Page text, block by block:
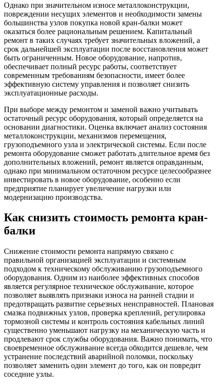
Однако при значительном износе металлоконструкции,
повреждении несущих элементов и необходимости замены
большинства узлов покупка новой кран-балки может
оказаться более рациональным решением. Капитальный
ремонт в таких случаях требует значительных вложений, а
срок дальнейшей эксплуатации после восстановления может
быть ограниченным. Новое оборудование, напротив,
обеспечивает полный ресурс работы, соответствует
современным требованиям безопасности, имеет более
эффективную систему управления и позволяет снизить
эксплуатационные расходы.
При выборе между ремонтом и заменой важно учитывать
остаточный ресурс оборудования, который определяется на
основании диагностики. Оценка включает анализ состояния
металлоконструкции, механизмов перемещения,
грузоподъемного узла и электрической системы. Если после
ремонта оборудование сможет работать длительное время без
дополнительных вложений, ремонт является оправданным,
однако при минимальном остаточном ресурсе целесообразнее
инвестировать в новое оборудование, особенно если
предприятие планирует увеличение нагрузки или
модернизацию производства.
Как снизить стоимость ремонта кран-
балки
Снижение стоимости ремонта напрямую связано с
правильной организацией эксплуатации и системным
подходом к техническому обслуживанию грузоподъемного
оборудования. Одним из наиболее эффективных способов
является регулярное техническое обслуживание, которое
позволяет выявлять признаки износа на ранней стадии и
предотвращать развитие серьезных неисправностей. Плановая
смазка подвижных узлов, проверка креплений, регулировка
тормозной системы и контроль состояния кабельных линий
существенно уменьшают нагрузку на механическую часть и
продлевают срок службы оборудования. Важно понимать, что
своевременное обслуживание всегда обходится дешевле, чем
устранение последствий аварийной поломки, поскольку
позволяет заменить один элемент до того, как он повредит
соседние узлы.